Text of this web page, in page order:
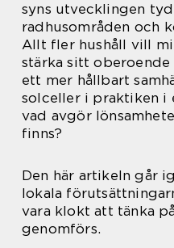
syns utvecklingen
radhusområden och
Allt fler hushåll vill
stärka sitt
ett mer hållbart
solceller i praktiken i
vad avgör
finns?
Den här artikeln går
lokala
vara klokt att tänka
genomförs.